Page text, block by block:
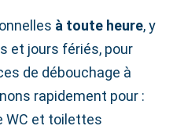
à toute heure, y
et jours fériés, pour
de débouchage à
rapidement pour :
WC et toilettes